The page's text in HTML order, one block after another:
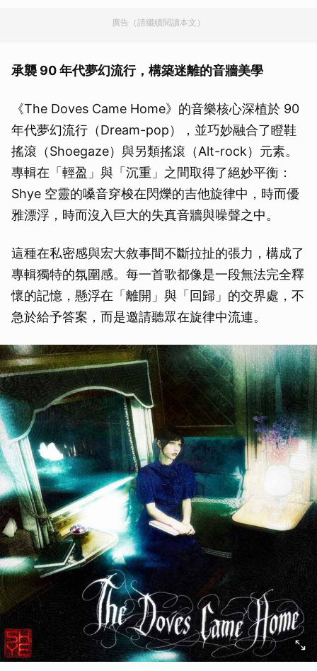
廣告（請繼續閱讀本文）
承襲 90 年代夢幻流行，構築迷離的音牆美學
《The Doves Came Home》的音樂核心深植於 90
年代夢幻流行（Dream-pop），並巧妙融合了瞪鞋
搖滾（Shoegaze）與另類搖滾（Alt-rock）元素。
專輯在「輕盈」與「沉重」之間取得了絕妙平衡：
Shye 空靈的嗓音穿梭在閃爍的吉他旋律中，時而優
雅漂浮，時而沒入巨大的失真音牆與噪聲之中。
這種在私密感與宏大敘事間不斷拉扯的張力，構成了
專輯獨特的氛圍感。每一首歌都像是一段無法完全釋
懷的記憶，懸浮在「離開」與「回歸」的交界處，不
急於給予答案，而是邀請聽眾在旋律中流連。